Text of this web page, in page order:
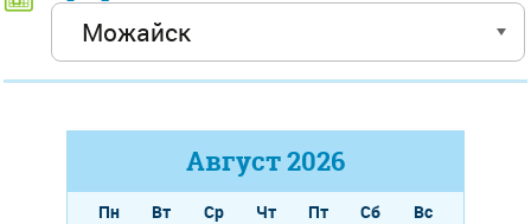
Август2026
Пн Вт Ср Чт Пт Сб
Вс